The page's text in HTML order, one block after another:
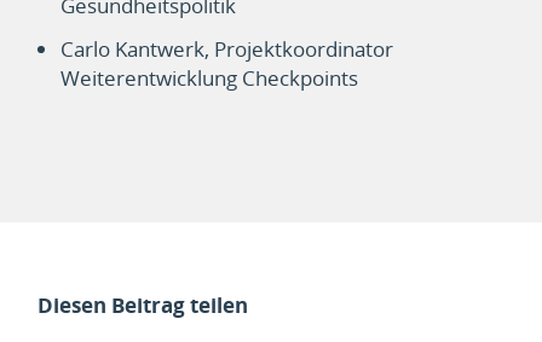
Carlo Kantwerk, Projektkoordinator
Weiterentwicklung Checkpoints
Diesen Beitrag teilen